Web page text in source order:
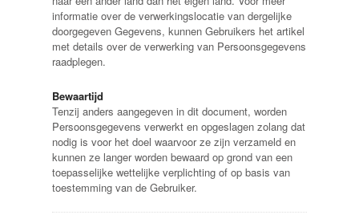
informatie over de verwerkingslocatie van dergelijke
doorgegeven Gegevens, kunnen Gebruikers het artikel
met details over de verwerking van Persoonsgegevens
raadplegen.
Bewaartijd
Tenzij anders aangegeven in dit document, worden
Persoonsgegevens verwerkt en opgeslagen zolang dat
nodig is voor het doel waarvoor ze zijn verzameld en
kunnen ze langer worden bewaard op grond van een
toepasselijke wettelijke verplichting of op basis van
toestemming van de Gebruiker.